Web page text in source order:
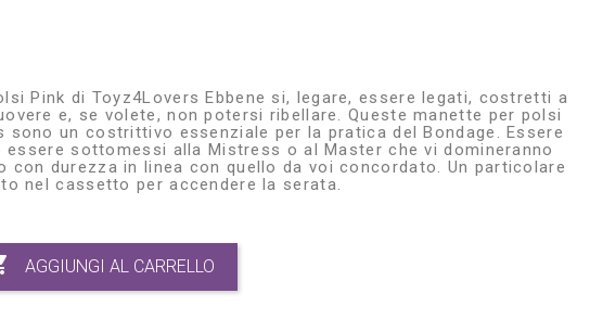
Pink di Toyz4Lovers Ebbene si, legare, essere legati, costretti a
e, se volete, non potersi ribellare. Queste manette per polsi
sono un costrittivo essenziale per la pratica del Bondage. Essere
essere sottomessi alla Mistress o al Master che vi domineranno
con durezza in linea con quello da voi concordato. Un particolare
nel cassetto per accendere la serata.
AGGIUNGI AL CARRELLO